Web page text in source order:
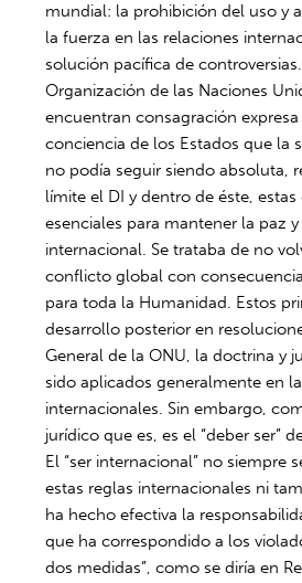
mundial: la prohibición del uso y
la fuerza en las relaciones
solución pacífica de
Organización de las Naciones
encuentran consagración
conciencia de los Estados que la
no podía seguir siendo absoluta,
límite el DI y dentro de éste, estas
esenciales para mantener la paz
internacional. Se trataba de no
conflicto global con
para toda la Humanidad. Estos
desarrollo posterior en
General de la ONU, la doctrina y
sido aplicados generalmente en
internacionales. Sin embargo,
jurídico que es, es el “deber ser”
El “ser internacional” no siempre
estas reglas internacionales ni
ha hecho efectiva la
que ha correspondido a los
dos medidas”, como se diría en